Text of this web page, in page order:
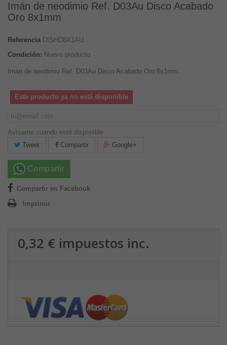
Imán de neodimio Ref. D03Au Disco Acabado
Oro 8x1mm
Referencia DISHD8X1AU
Condición: Nuevo producto
Imán de neodimio Ref. D03Au Disco Acabado Oro 8x1mm
Este producto ya no está disponible
Avísame cuando esté disponible
Tweet
Compartir Google+
Compartir
Compartir en Facebook
Imprimir
0,32 € impuestos inc.